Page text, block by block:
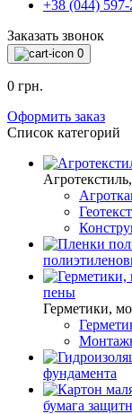
+38 (044)
Заказать звонок
0
0 грн.
Оформить заказ
Список категорий
пены
Герметики,
фундамента
бумага